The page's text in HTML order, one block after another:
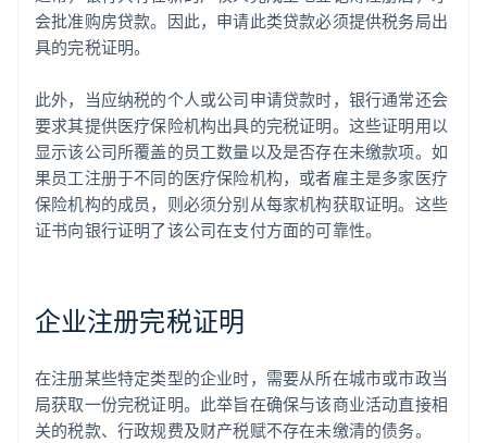
会批准购房贷款。因此，申请此类贷款必须提供税务局出
具的完税证明。
此外，当应纳税的个人或公司申请贷款时，银行通常还会
要求其提供医疗保险机构出具的完税证明。这些证明用以
显示该公司所覆盖的员工数量以及是否存在未缴款项。如
果员工注册于不同的医疗保险机构，或者雇主是多家医疗
保险机构的成员，则必须分别从每家机构获取证明。这些
证书向银行证明了该公司在支付方面的可靠性。
企业注册完税证明
在注册某些特定类型的企业时，需要从所在城市或市政当
局获取一份完税证明。此举旨在确保与该商业活动直接相
关的税款、行政规费及财产税赋不存在未缴清的债务。